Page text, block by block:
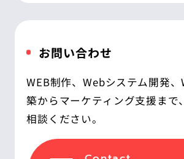
お問い合わせ
WEB制作、Webシステム開発
築からマーケティング支援まで
相談ください。